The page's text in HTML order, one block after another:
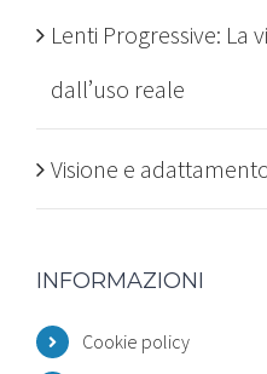
Lenti Progressive: La
dall’uso reale
Visione e
INFORMAZIONI
Cookie policy